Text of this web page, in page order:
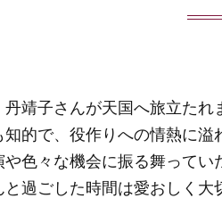
靖子さんが天国へ旅立たれ
知的で、役作りへの情熱に溢
や色々な機会に振る舞ってい
と過ごした時間は愛おしく大